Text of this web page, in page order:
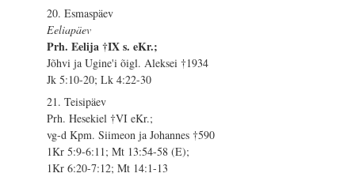
20. Esmaspäev
Eeliapäev
Prh. Eelija †IX s. eKr.;
Jõhvi ja Ugine'i õigl. Aleksei †1934
Jk 5:10-20; Lk 4:22-30
21. Teisipäev
Prh. Hesekiel †VI eKr.;
vg-d Kpm. Siimeon ja Johannes †590
1Kr 5:9-6:11; Mt 13:54-58 (E);
1Kr 6:20-7:12; Mt 14:1-13